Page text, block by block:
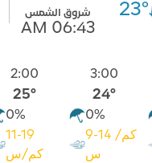
23° شروق الشمس
06:43 AM
2:00
25°
0%
11-19
كم/س
3:00
24°
0%
9-14 كم/
س